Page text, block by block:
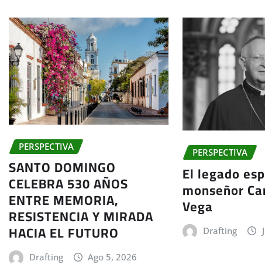
PERSPECTIVA
SANTO DOMINGO
CELEBRA 530 AÑOS
ENTRE MEMORIA,
RESISTENCIA Y MIRADA
HACIA EL FUTURO
Drafting Ago 5, 2026
PERSPECTIVA
El legado
monseñor
Vega
Drafting